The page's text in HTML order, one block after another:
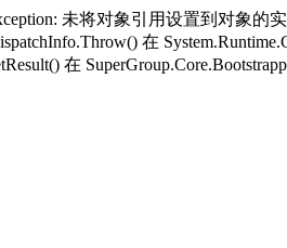
未将对象引用设置到对象的
在
在